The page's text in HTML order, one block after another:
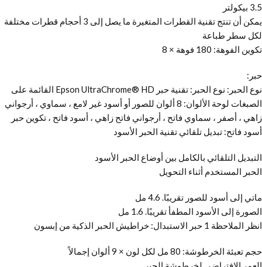
3.5 بيكولتر
يمكن أن تنتج تقنية القطرات المتغيرة ما يصل إلى 3 أحجام قطرات مختلفة
لكل سطر طباعة
تكوين الفوهة: 180 فوهة × 8
حبر:
نوع الحبر: نوع الحبر: تقنية حبر Epson UltraChrome® HD القائمة على
الصبغات لوحة الألوان: 8 ألوان للصور أو أسود غير لامع ، سماوي ، أرجواني
زاهي ، أصفر ، سماوي فاتح ، أرجواني فاتح زاهي ، أسود فاتح ، تكوين حبر
أسود فاتح: تبديل تلقائي تقنية الحبر الأسود
التبديل التلقائي بالكامل بين أوضاع الحبر الأسود
الحبر المستخدم أثناء التحويل
ماتي إلى أسود للصور تقريبًا. 4.6 مل
الصورة إلى الأسود المطفأ تقريبًا. 1.6 مل
انظر الملاحظة 1 حبر الاستبدال: خراطيش الحبر الذكية من إبسون
حجم تعبئة الخرطوشة: 80 مل لكل لون × 9 ألوان إجمالاً